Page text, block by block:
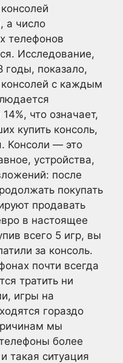
а число
телефонов
Исследование,
показало,
консолей с каждым
что означает,
купить консоль,
Консоли — это
устройства,
после
покупать
продавать
в настоящее
всего 5 игр, вы
за консоль.
почти всегда
тратить ни
игры на
гораздо
мы
более
такая ситуация